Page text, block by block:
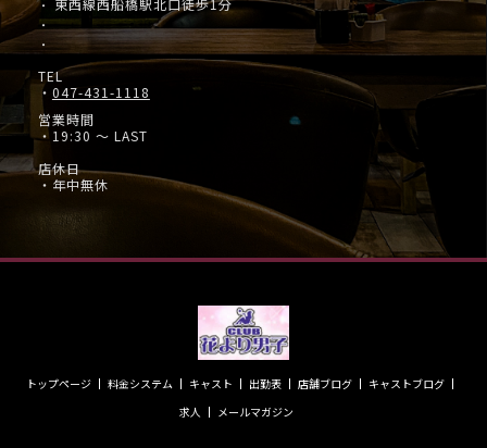
・ 東西線西船橋駅北口徒歩1分
・
・
TEL
・ 047-431-1118
営業時間
・19:30 ～ LAST
店休日
・年中無休
トップページ 料金システム キャスト 出勤表 店舗ブログ
キャストブログ
求人
メールマガジン